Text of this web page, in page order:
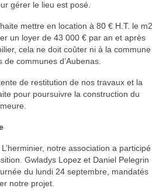
gérer le lieu est posé.
mettre en location à 80 € H.T. le m2
un loyer de 43 000 € par an et après
cela ne doit coûter ni à la commune
communes d’Aubenas.
de restitution de nos travaux et la
pour poursuivre la construction du
notre association a participé
Gwladys Lopez et Daniel Pelegrin
du lundi 24 septembre, mandatés
notre projet.